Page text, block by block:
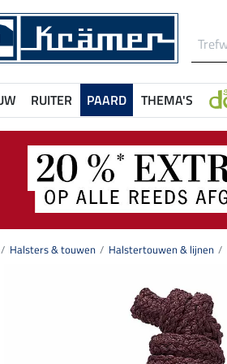
RUITER PAARD THEMA'S
Halsters & touwen Halstertouwen & lijnen